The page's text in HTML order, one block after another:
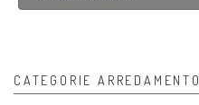
CATEGORIE ARREDAMENTO